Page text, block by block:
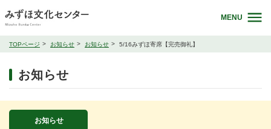
MENU
TOPページ お知らせ お知らせ 5/16みずほ寄席【完売御礼】
お知らせ
お知らせ